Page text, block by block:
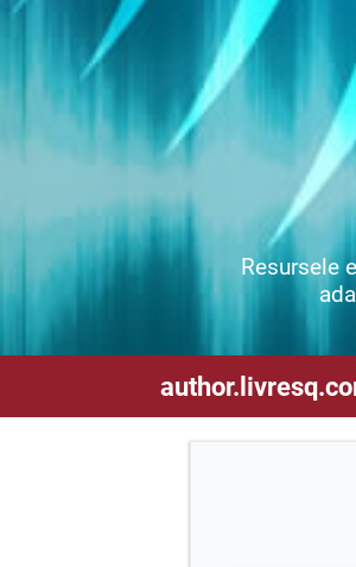
Resursele